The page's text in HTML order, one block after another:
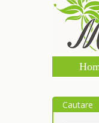
Cautare